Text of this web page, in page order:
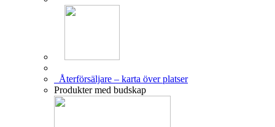
Återförsäljare – karta över platser
Produkter med budskap